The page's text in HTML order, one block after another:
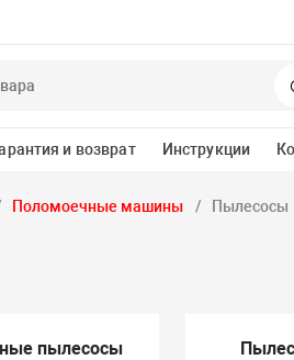
и возврат Инструкции
Поломоечные машины Пылесосы
пылесосы